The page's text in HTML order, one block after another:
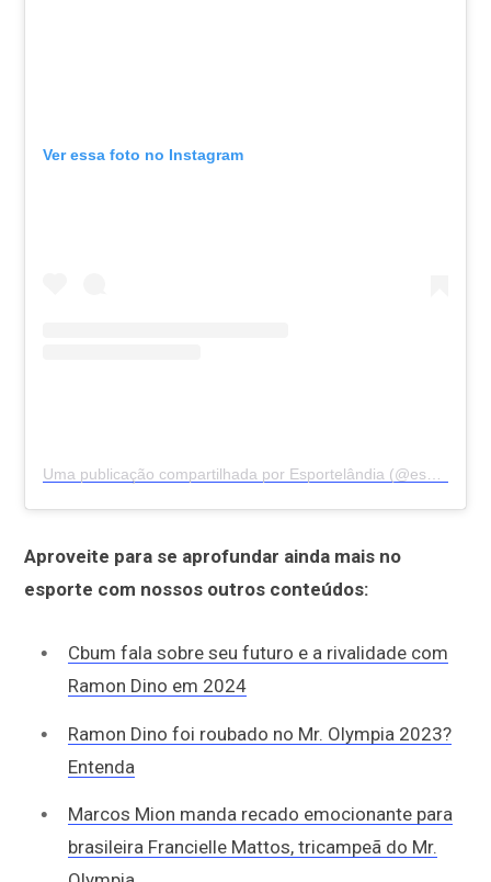
Ver essa foto no Instagram
Aproveite para se aprofundar ainda mais no
esporte com nossos outros conteúdos:
Cbum fala sobre seu futuro e a rivalidade com
Ramon Dino em 2024
Ramon Dino foi roubado no Mr. Olympia 2023?
Entenda
Marcos Mion manda recado emocionante para
brasileira Francielle Mattos, tricampeã do Mr.